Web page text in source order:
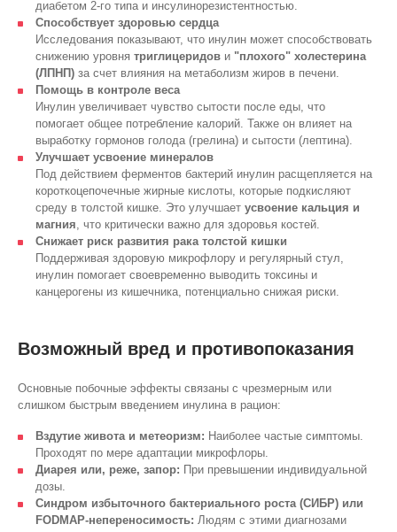
диабетом 2-го типа и инсулинорезистентностью.
Способствует здоровью сердца
Исследования показывают, что инулин может способствовать
снижению уровня триглицеридов и "плохого" холестерина
(ЛПНП) за счет влияния на метаболизм жиров в печени.
Помощь в контроле веса
Инулин увеличивает чувство сытости после еды, что
помогает общее потребление калорий. Также он влияет на
выработку гормонов голода (грелина) и сытости (лептина).
Улучшает усвоение минералов
Под действием ферментов бактерий инулин расщепляется на
короткоцепочечные жирные кислоты, которые подкисляют
среду в толстой кишке. Это улучшает усвоение кальция и
магния , что критически важно для здоровья костей.
Снижает риск развития рака толстой кишки
Поддерживая здоровую микрофлору и регулярный стул,
инулин помогает своевременно выводить токсины и
канцерогены из кишечника, потенциально снижая риски.
Возможный вред и противопоказания
Основные побочные эффекты связаны с чрезмерным или
слишком быстрым введением инулина в рацион:
Вздутие живота и метеоризм: Наиболее частые симптомы.
Проходят по мере адаптации микрофлоры.
Диарея или, реже, запор: При превышении индивидуальной
дозы.
Синдром избыточного бактериального роста (СИБР) или
FODMAP-непереносимость: Людям с этими диагнозами